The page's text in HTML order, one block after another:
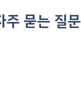
주 묻는 질문